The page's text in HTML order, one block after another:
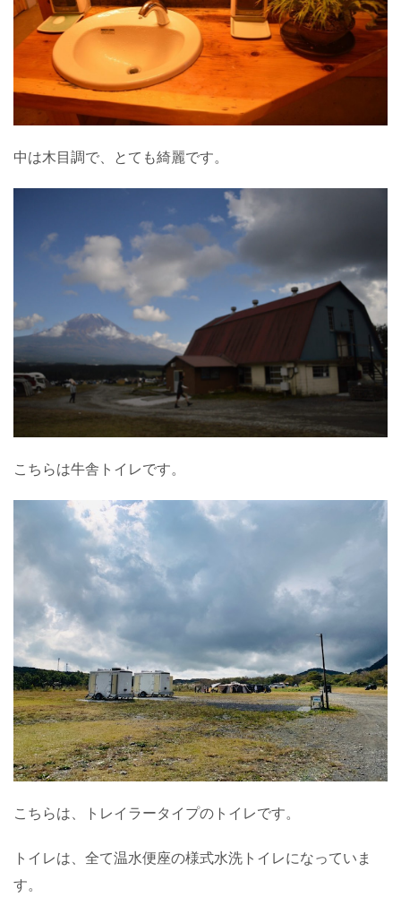
中は木目調で、とても綺麗です。
こちらは牛舎トイレです。
こちらは、トレイラータイプのトイレです。
トイレは、全て温水便座の様式水洗トイレになっていま
す。